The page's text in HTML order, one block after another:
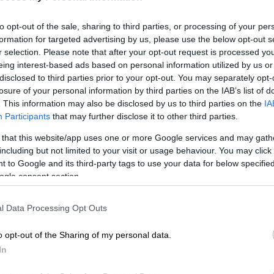
opt-out of the sale, sharing to third parties, or processing of your
for targeted advertising by us, please use the below opt-out
selection. Please note that after your opt-out request is processed
interest-based ads based on personal information utilized by us
to third parties prior to your opt-out. You may separately
of your personal information by third parties on the IAB’s list of
This information may also be disclosed by us to third parties on the
Participants that may further disclose it to other third parties.
that this website/app uses one or more Google services and may
but not limited to your visit or usage behaviour. You may
to Google and its third-party tags to use your data for below
consent section.
Data Processing Opt Outs
opt-out of the Sharing of my personal data.
το ΕΘΝΟΣ στη Google
, ενός εκ των στενότερων συνεργατών του
Νικολάς Μαδούρο, ανακοίνωσε το
Βενεζουέλας